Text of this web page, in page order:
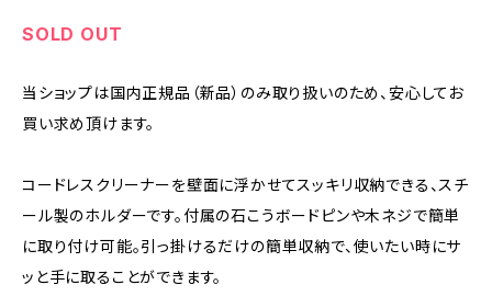
SOLD OUT
当ショップは国内正規品（新品）のみ取り扱いのため、安心してお
買い求め頂けます。
コードレスクリーナーを壁面に浮かせてスッキリ収納できる、スチ
ール製のホルダーです。付属の石こうボードピンや木ネジで簡単
に取り付け可能。引っ掛けるだけの簡単収納で、使いたい時にサ
ッと手に取ることができます。